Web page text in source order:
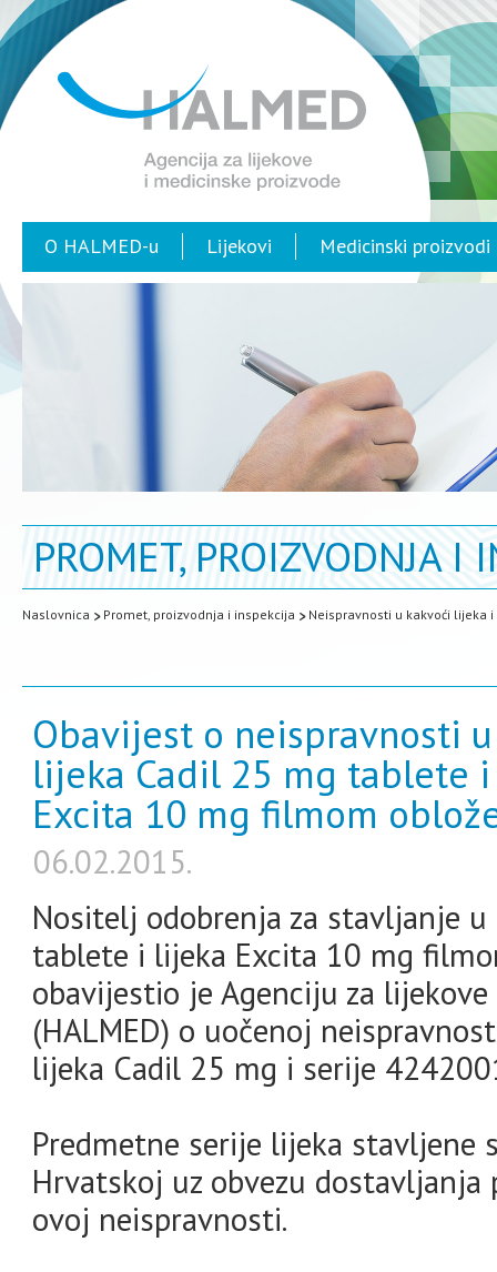
O HALMED-u Lijekovi Medicinski proizvodi
PROMET, PROIZVODNJA I
Naslovnica Promet, proizvodnja i inspekcija Neispravnosti u kakvoći lijeka
Obavijest o neispravnosti
lijeka Cadil 25 mg tablete
Excita 10 mg filmom
06.02.2015.
Nositelj odobrenja za stavljanje
tablete i lijeka Excita 10 mg
obavijestio je Agenciju za
(HALMED) o uočenoj
lijeka Cadil 25 mg i serije
Predmetne serije lijeka stavljene
Hrvatskoj uz obvezu
ovoj neispravnosti.